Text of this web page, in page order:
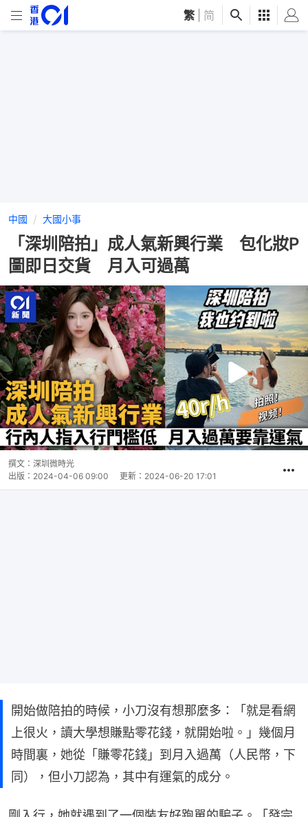
繁 简
中國 大國小事
「深圳陪拍」成人氣新興行業 包化妝P
圖即日交貨 月入可過萬
撰文： 深圳微時光
出版： 2024-04-06 09:00 更新： 2024-06-20 17:01
開始做陪拍的時候，小刀沒有想那麼多：「就是看網
上很火，讀大學想賺點零花錢，就開始啦。」幾個月
時間裏，她從「賺零花錢」到月入過萬（人民幣，下
同），但小刀認為，其中有運氣的成分。